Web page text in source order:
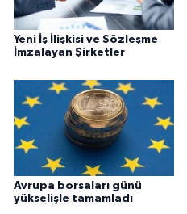
Yeni İş İlişkisi ve Sözleşme
İmzalayan Şirketler
Avrupa borsaları günü
yükselişle tamamladı